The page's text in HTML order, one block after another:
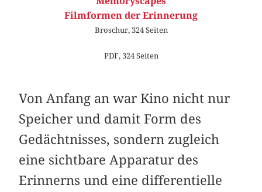
Filmformen der Erinnerung
Broschur, 324 Seiten
PDF, 324 Seiten
Von Anfang an war Kino nicht nur
Speicher und damit Form des
Gedächtnisses, sondern zugleich
eine sichtbare Apparatur des
Erinnerns und eine differentielle